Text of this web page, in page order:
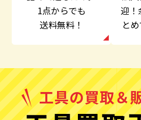
1点からでも
送料無料！
迎！
と